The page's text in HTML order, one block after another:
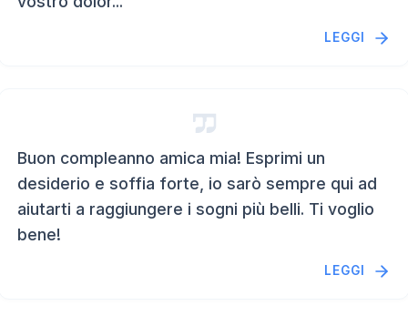
LEGGI
Buon compleanno amica mia! Esprimi un
desiderio e soffia forte, io sarò sempre qui ad
aiutarti a raggiungere i sogni più belli. Ti voglio
bene!
LEGGI